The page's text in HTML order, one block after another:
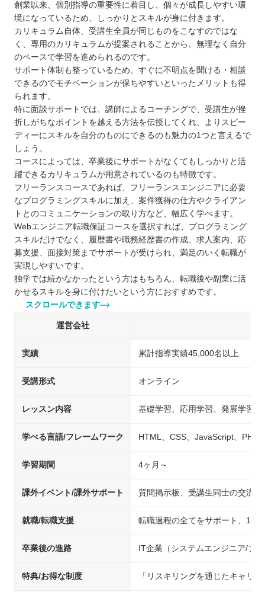
創業以来、個別指導の重要性に着目し、個々が成長しやすい環
境になっているため、しっかりとスキルが身に付きます。
カリキュラム自体、受講生全員が同じものをこなすのではな
く、専用のカリキュラムが提案されることから、無理なく自分
のペースで学習を進められるのです。
サポート体制も整っているため、すぐに不明点を聞ける・相談
できるのでモチベーションが保ちやすいといったメリットも得
られます。
特に面談サポートでは、講師によるコーチングで、受講生が挫
折しがちなポイントを越える方法を伝授してくれ、よりスピー
ディーにスキルを自分のものにできるのも魅力の1つと言えるで
しょう。
コースによっては、卒業後にサポートがなくてもしっかりと活
躍できるカリキュラムが用意されているのも特徴です。
フリーランスコースであれば、フリーランスエンジニアに必要
なプログラミングスキルに加え、案件獲得の仕方やクライアン
トとのコミュニケーションの取り方など、幅広く学べます。
Webエンジニア転職保証コースを選択すれば、プログラミング
スキルだけでなく、履歴書や職務経歴書の作成、求人案内、応
募支援、面接対策までサポートが受けられ、満足のいく転職が
実現しやすいです。
独学では続かなかったという方はもちろん、転職後や副業に活
かせるスキルを身に付けたいという方におすすめです。
スクロールできます
運営会社
実績 累計指導実績45,000名以上
受講形式 オンライン
レッスン内容 基礎学習、応用学習、発展学習、
学べる言語/フレームワーク HTML、CSS、JavaScript、PHP
学習期間 4ヶ月～
課外イベント/課外サポート 質問掲示板、受講生同士の交流イ
就職/転職支援 転職過程の全てをサポート、1人
卒業後の進路 IT企業（システムエンジニア/プ
特典/お得な制度 「リスキリングを通じたキャリ